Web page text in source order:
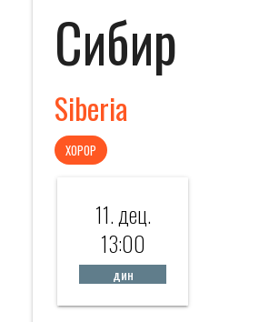
Сибир
Siberia
ХОРОР
11. дец.
13:00
дин